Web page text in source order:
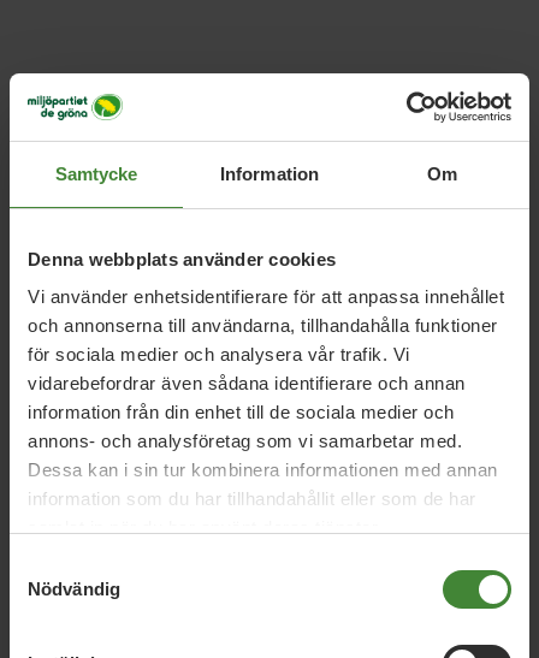
Samtycke Information Om
Denna webbplats använder cookies
Vi använder enhetsidentifierare för att anpassa innehållet
och annonserna till användarna, tillhandahålla funktioner
för sociala medier och analysera vår trafik. Vi
vidarebefordrar även sådana identifierare och annan
information från din enhet till de sociala medier och
annons- och analysföretag som vi samarbetar med.
Dessa kan i sin tur kombinera informationen med annan
information som du har tillhandahållit eller som de har
Nödvändig
Relaterade nyheter
Skåne, 4 augusti 2026
Debattartikel: Därför är det så viktigt att
biljettpriserna i Skåne sänks
Skåne, 9 juli 2026
Nordöstra Skåne har också rätt till en
jämlik vård